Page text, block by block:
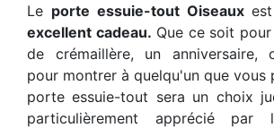
Le porte essuie-tout Oiseauxest
excellent cadeau. Que ce soit
de crémaillère, un anniversaire,
pour montrer à quelqu'un que vous
porte essuie-tout sera un choix
particulièrement apprécié par